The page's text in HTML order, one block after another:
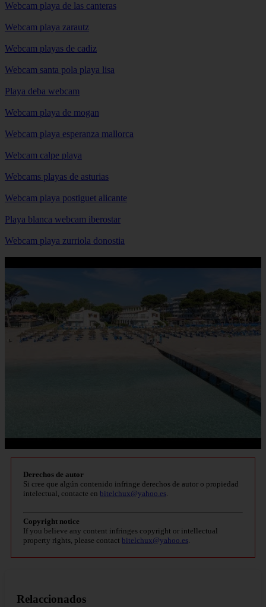
Webcam playa de las canteras
Webcam playa zarautz
Webcam playas de cadiz
Webcam santa pola playa lisa
Playa deba webcam
Webcam playa de mogan
Webcam playa esperanza mallorca
Webcam calpe playa
Webcams playas de asturias
Webcam playa postiguet alicante
Playa blanca webcam iberostar
Webcam playa zurriola donostia
Derechos de autor
Si cree que algún contenido infringe derechos de autor o propiedad
intelectual, contacte en bitelchux@yahoo.es.
Copyright notice
If you believe any content infringes copyright or intellectual
property rights, please contact bitelchux@yahoo.es.
Relaccionados